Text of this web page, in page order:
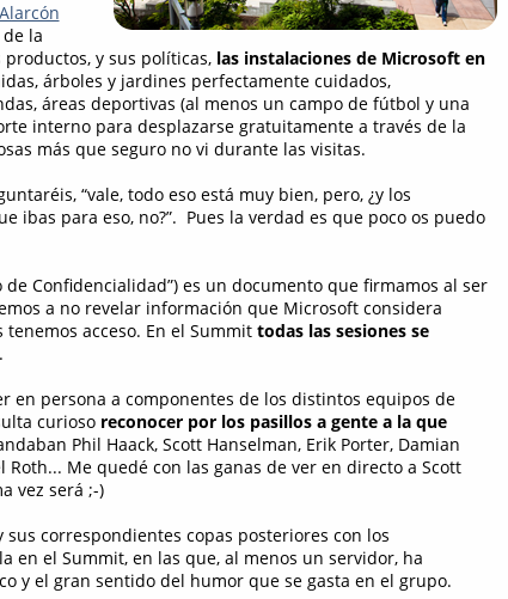
la
y sus políticas, las instalaciones de Microsoft en
árboles y jardines perfectamente cuidados,
áreas deportivas (al menos un campo de fútbol y una
interno para desplazarse gratuitamente a través de la
más que seguro no vi durante las visitas.
“vale, todo eso está muy bien, pero, ¿y los
ibas para eso, no?”. Pues la verdad es que poco os puedo
de Confidencialidad”) es un documento que firmamos al ser
a no revelar información que Microsoft considera
acceso. En el Summit todas las sesiones se
.
en persona a componentes de los distintos equipos de
curioso reconocer por los pasillos a gente a la que
Phil Haack, Scott Hanselman, Erik Porter, Damian
Roth... Me quedé con las ganas de ver en directo a Scott
vez será ;-)
correspondientes copas posteriores con los
en el Summit, en las que, al menos un servidor, ha
y el gran sentido del humor que se gasta en el grupo.